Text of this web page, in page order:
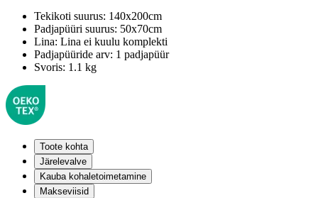
Tekikoti suurus: 140x200cm
Padjapüüri suurus: 50x70cm
Lina: Lina ei kuulu komplekti
Padjapüüride arv: 1 padjapüür
Svoris: 1.1 kg
Toote kohta
Järelevalve
Kauba kohaletoimetamine
Makseviisid